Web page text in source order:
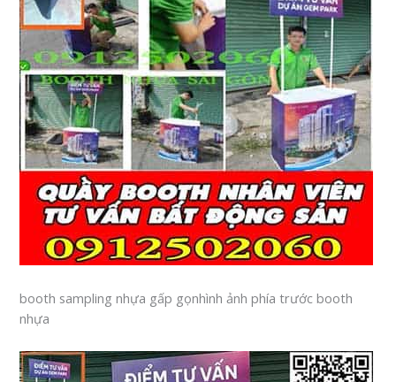
booth sampling nhựa gấp gọnhình ảnh phía trước booth
nhựa